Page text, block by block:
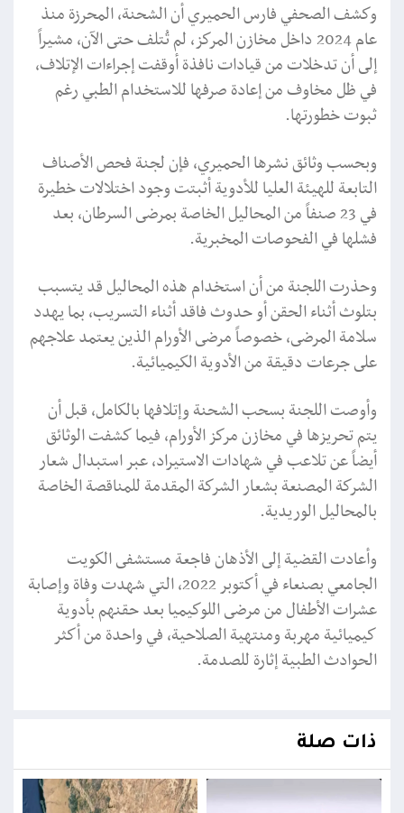
وكشف الصحفي فارس الحميري أن الشحنة، المحرزة منذ
عام 2024 داخل مخازن المركز، لم تُتلف حتى الآن، مشيراً
إلى أن تدخلات من قيادات نافذة أوقفت إجراءات الإتلاف،
في ظل مخاوف من إعادة صرفها للاستخدام الطبي رغم
ثبوت خطورتها.
وبحسب وثائق نشرها الحميري، فإن لجنة فحص الأصناف
التابعة للهيئة العليا للأدوية أثبتت وجود اختلالات خطيرة
في 23 صنفاً من المحاليل الخاصة بمرضى السرطان، بعد
فشلها في الفحوصات المخبرية.
وحذرت اللجنة من أن استخدام هذه المحاليل قد يتسبب
بتلوث أثناء الحقن أو حدوث فاقد أثناء التسريب، بما يهدد
سلامة المرضى، خصوصاً مرضى الأورام الذين يعتمد علاجهم
على جرعات دقيقة من الأدوية الكيميائية.
وأوصت اللجنة بسحب الشحنة وإتلافها بالكامل، قبل أن
يتم تحريزها في مخازن مركز الأورام، فيما كشفت الوثائق
أيضاً عن تلاعب في شهادات الاستيراد، عبر استبدال شعار
الشركة المصنعة بشعار الشركة المقدمة للمناقصة الخاصة
بالمحاليل الوريدية.
وأعادت القضية إلى الأذهان فاجعة مستشفى الكويت
الجامعي بصنعاء في أكتوبر 2022، التي شهدت وفاة وإصابة
عشرات الأطفال من مرضى اللوكيميا بعد حقنهم بأدوية
كيميائية مهربة ومنتهية الصلاحية، في واحدة من أكثر
الحوادث الطبية إثارة للصدمة.
ذات صلة